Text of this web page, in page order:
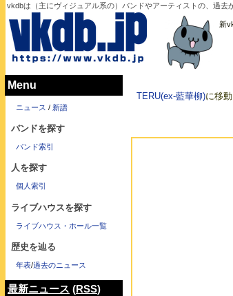
vkdbは（主にヴィジュアル系の）バンドやアーティストの、過去
新
TERU(ex-藍華柳)に移動
Menu
ニュース / 新譜
バンドを探す
バンド索引
人を探す
個人索引
ライブハウスを探す
ライブハウス・ホール一覧
歴史を辿る
年表/過去のニュース
最新ニュース (RSS)